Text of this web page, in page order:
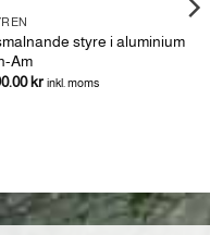
styre i aluminium
Am
kr inkl. moms